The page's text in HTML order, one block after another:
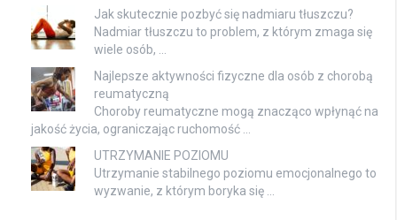
Jak skutecznie pozbyć się nadmiaru tłuszczu?
Nadmiar tłuszczu to problem, z którym zmaga się
wiele osób, …
Najlepsze aktywności fizyczne dla osób z chorobą
reumatyczną
Choroby reumatyczne mogą znacząco wpłynąć na
jakość życia, ograniczając ruchomość …
UTRZYMANIE POZIOMU
Utrzymanie stabilnego poziomu emocjonalnego to
wyzwanie, z którym boryka się …